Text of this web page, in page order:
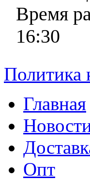
Время
16:30
Политика
Главная
Опт